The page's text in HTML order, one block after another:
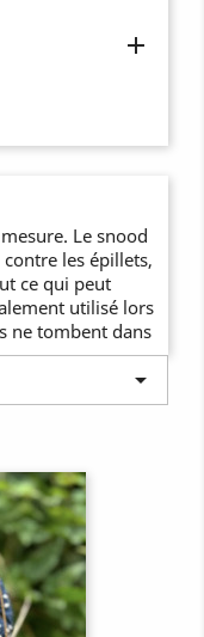

Le snood
les épillets,
ce qui peut
utilisé lors
ne tombent dans
